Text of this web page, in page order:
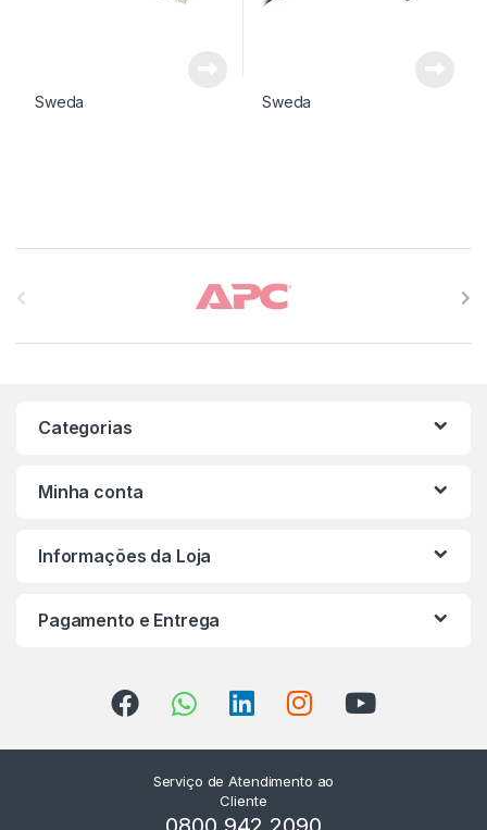
Sweda Sweda
Categorias
Minha conta
Informações da Loja
Pagamento e Entrega
Serviço de Atendimento ao
Cliente